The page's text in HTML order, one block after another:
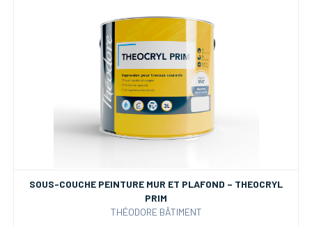
SOUS-COUCHE PEINTURE MUR ET PLAFOND – THEOCRYL
PRIM
THÉODORE BÂTIMENT